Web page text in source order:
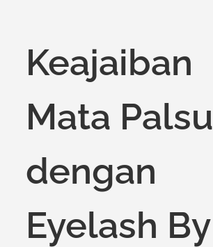
Keajaiban
Mata Palsu
dengan
Eyelash By